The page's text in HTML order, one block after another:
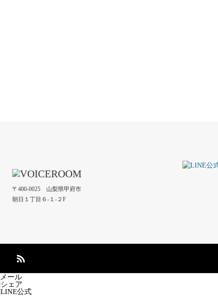
〒400-0025 山梨県甲府市
朝日１丁目６-１-２F
メール
シェア
LINE公式